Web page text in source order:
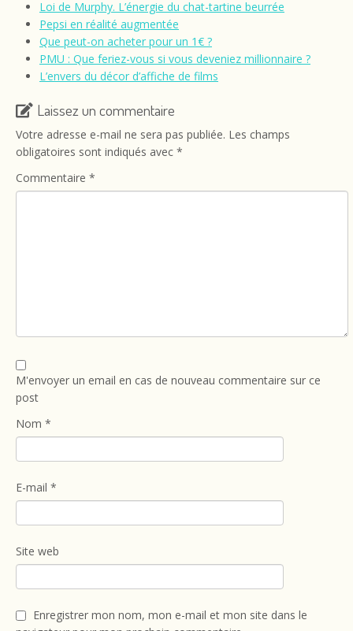
Loi de Murphy. L’énergie du chat-tartine beurrée
Pepsi en réalité augmentée
Que peut-on acheter pour un 1€ ?
PMU : Que feriez-vous si vous deveniez millionnaire ?
L’envers du décor d’affiche de films
Laissez un commentaire
Votre adresse e-mail ne sera pas publiée. Les champs
obligatoires sont indiqués avec *
Commentaire *
M'envoyer un email en cas de nouveau commentaire sur ce
post
Nom *
E-mail *
Site web
Enregistrer mon nom, mon e-mail et mon site dans le